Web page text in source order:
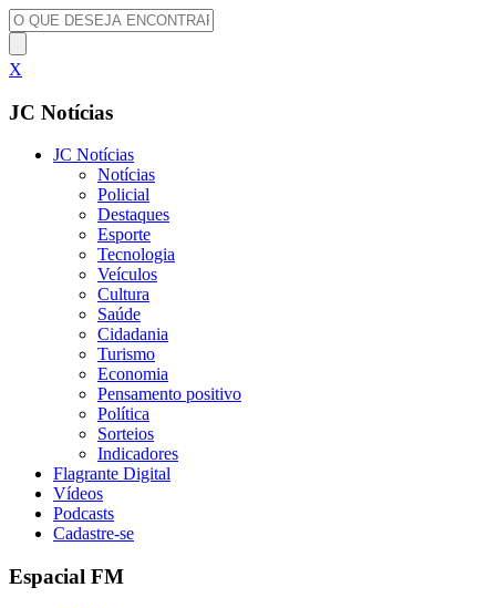
X
JC Notícias
JC Notícias
Notícias
Policial
Destaques
Esporte
Tecnologia
Veículos
Cultura
Saúde
Cidadania
Turismo
Economia
Pensamento positivo
Política
Sorteios
Indicadores
Flagrante Digital
Vídeos
Podcasts
Cadastre-se
Espacial FM